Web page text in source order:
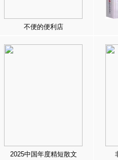
不便的便利店
2025中国年度精短散文